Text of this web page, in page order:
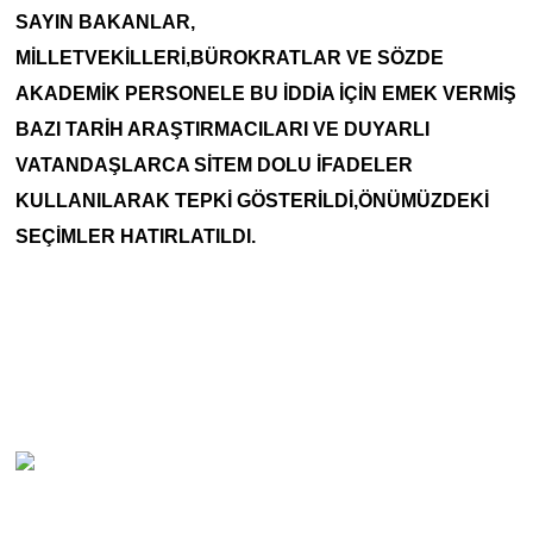
SAYIN BAKANLAR,
MİLLETVEKİLLERİ,BÜROKRATLAR VE SÖZDE
AKADEMİK PERSONELE BU İDDİA İÇİN EMEK VERMİŞ
BAZI TARİH ARAŞTIRMACILARI VE DUYARLI
VATANDAŞLARCA SİTEM DOLU İFADELER
KULLANILARAK TEPKİ GÖSTERİLDİ,ÖNÜMÜZDEKİ
SEÇİMLER HATIRLATILDI.